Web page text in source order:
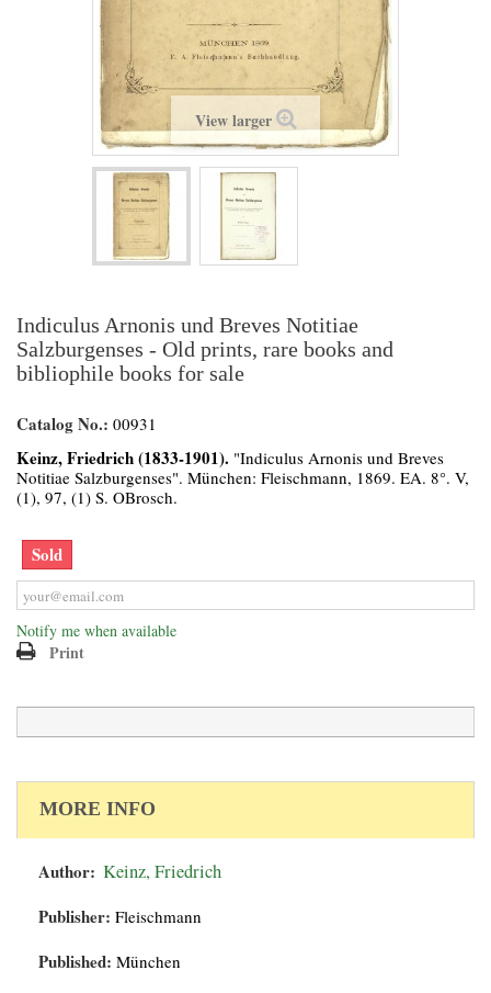
View larger
Indiculus Arnonis und Breves Notitiae
Salzburgenses - Old prints, rare books and
bibliophile books for sale
Catalog No.: 00931
Keinz, Friedrich (1833-1901). "Indiculus Arnonis und Breves
Notitiae Salzburgenses". München: Fleischmann, 1869. EA. 8°. V,
(1), 97, (1) S. OBrosch.
Sold
Notify me when available
Print
MORE INFO
Author: Keinz, Friedrich
Publisher: Fleischmann
Published: München